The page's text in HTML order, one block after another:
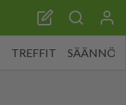
TREFFIT SÄÄNNÖT